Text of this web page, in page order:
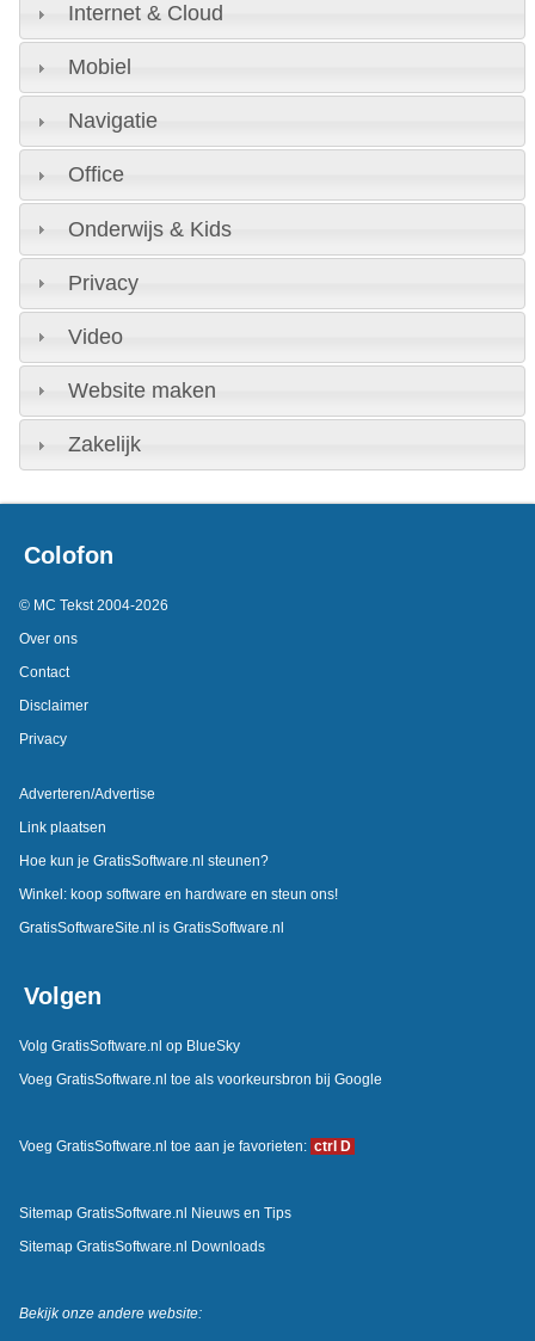
Internet & Cloud
Mobiel
Navigatie
Office
Onderwijs & Kids
Privacy
Video
Website maken
Zakelijk
Colofon
© MC Tekst 2004-2026
Over ons
Contact
Disclaimer
Privacy
Adverteren/Advertise
Link plaatsen
Hoe kun je GratisSoftware.nl steunen?
Winkel: koop software en hardware en steun ons!
GratisSoftwareSite.nl is GratisSoftware.nl
Volgen
Volg GratisSoftware.nl op BlueSky
Voeg GratisSoftware.nl toe als voorkeursbron bij Google
Voeg GratisSoftware.nl toe aan je favorieten: ctrl D
Sitemap GratisSoftware.nl Nieuws en Tips
Sitemap GratisSoftware.nl Downloads
Bekijk onze andere website: